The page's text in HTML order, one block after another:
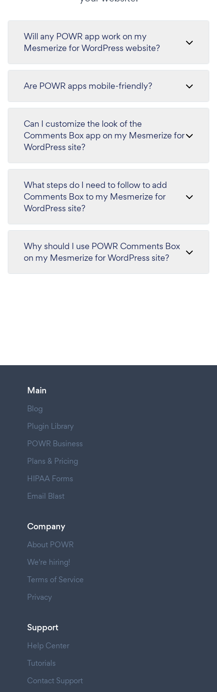
Will any POWR app work on my
Mesmerize for WordPress website?
Are POWR apps mobile-friendly?
Can I customize the look of the
Comments Box app on my Mesmerize for
WordPress site?
What steps do I need to follow to add
Comments Box to my Mesmerize for
WordPress site?
Why should I use POWR Comments Box
on my Mesmerize for WordPress site?
Main
Blog
Plugin Library
POWR Business
Plans & Pricing
HIPAA Forms
Email Blast
Company
About POWR
We're hiring!
Terms of Service
Privacy
Support
Help Center
Tutorials
Contact Support